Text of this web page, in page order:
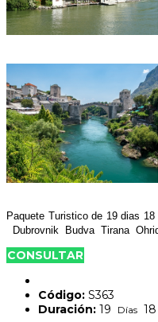
Paquete Turistico de 19 dias
Dubrovnik Budva Tirana
CONSULTAR
Código: S363
Duración: 19 Días 18